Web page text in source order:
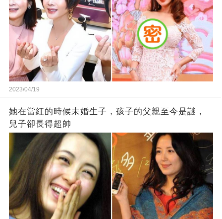
2023/04/19
她在當紅的時候未婚生子，孩子的父親至今是謎，
兒子卻長得超帥